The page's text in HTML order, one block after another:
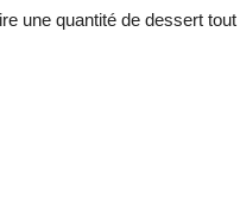
une quantité de dessert